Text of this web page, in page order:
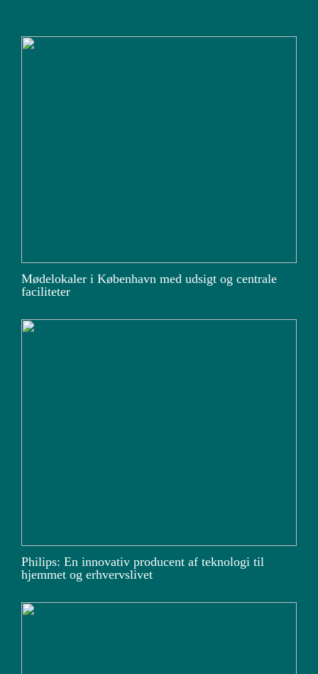
Mødelokaler i København med udsigt og centrale
faciliteter
Philips: En innovativ producent af teknologi til
hjemmet og erhvervslivet